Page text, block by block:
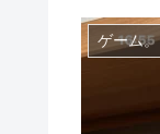
ゲーム。